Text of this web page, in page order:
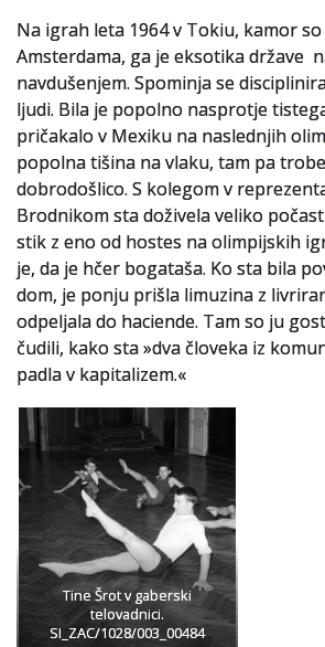
Na igrah leta 1964 v Tokiu, kamor
Amsterdama, ga je eksotika države
navdušenjem. Spominja se
ljudi. Bila je popolno nasprotje
pričakalo v Mexiku na naslednjih
popolna tišina na vlaku, tam pa
dobrodošlico. S kolegom v
Brodnikom sta doživela veliko
stik z eno od hostes na olimpijskih
je, da je hčer bogataša. Ko sta bila
dom, je ponju prišla limuzina z
odpeljala do haciende. Tam so ju
čudili, kako sta »dva človeka iz
padla v kapitalizem.«
Tine Šrot v gaberski
telovadnici.
SI_ZAC/1028/003_00484